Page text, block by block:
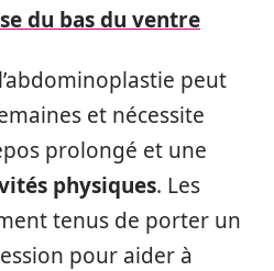
du bas du ventre
peut
et nécessite
prolongé et une
physiques. Les
tenus de porter un
pour aider à